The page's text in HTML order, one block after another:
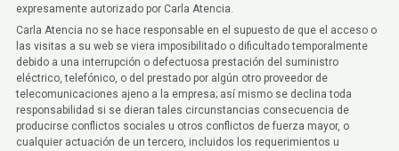
expresamente autorizado por Carla Atencia.
Carla Atencia no se hace responsable en el supuesto de que el acceso o
las visitas a su web se viera imposibilitado o dificultado temporalmente
debido a una interrupción o defectuosa prestación del suministro
eléctrico, telefónico, o del prestado por algún otro proveedor de
telecomunicaciones ajeno a la empresa; así mismo se declina toda
responsabilidad si se dieran tales circunstancias consecuencia de
producirse conflictos sociales u otros conflictos de fuerza mayor, o
cualquier actuación de un tercero, incluidos los requerimientos u